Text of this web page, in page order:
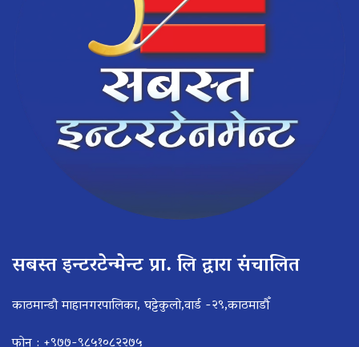
सबस्त इन्टरटेन्मेन्ट प्रा. लि द्वारा संचालित
काठमान्डौ माहानगरपालिका, घट्टेकुलो,वार्ड -२९,काठमाडौँ